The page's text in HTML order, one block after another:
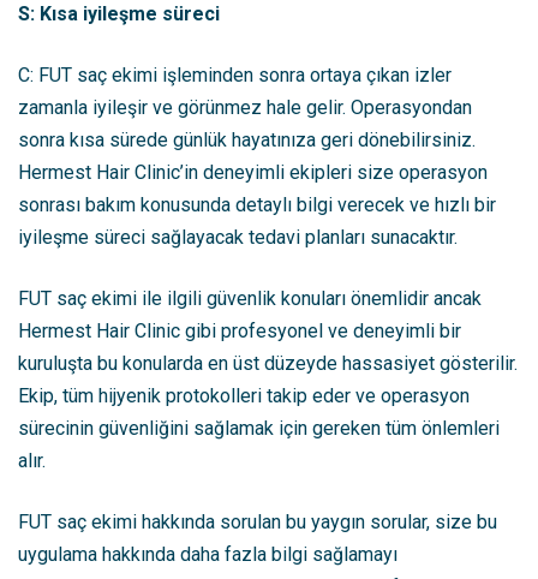
S: Kısa iyileşme süreci
C: FUT saç ekimi işleminden sonra ortaya çıkan izler
zamanla iyileşir ve görünmez hale gelir. Operasyondan
sonra kısa sürede günlük hayatınıza geri dönebilirsiniz.
Hermest Hair Clinic’in deneyimli ekipleri size operasyon
sonrası bakım konusunda detaylı bilgi verecek ve hızlı bir
iyileşme süreci sağlayacak tedavi planları sunacaktır.
FUT saç ekimi ile ilgili güvenlik konuları önemlidir ancak
Hermest Hair Clinic gibi profesyonel ve deneyimli bir
kuruluşta bu konularda en üst düzeyde hassasiyet gösterilir.
Ekip, tüm hijyenik protokolleri takip eder ve operasyon
sürecinin güvenliğini sağlamak için gereken tüm önlemleri
alır.
FUT saç ekimi hakkında sorulan bu yaygın sorular, size bu
uygulama hakkında daha fazla bilgi sağlamayı